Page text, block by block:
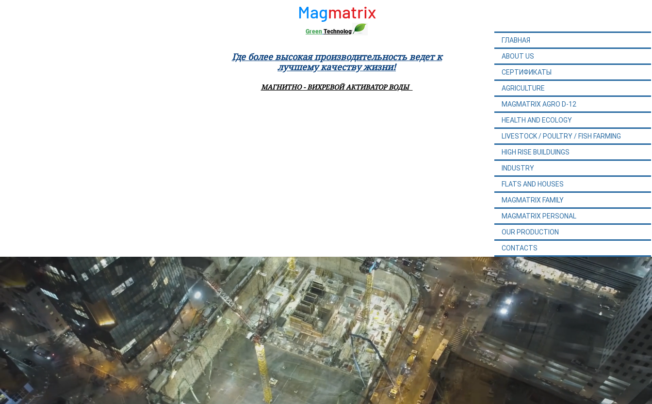
Magmatrix
Green Technology
Где более высокая производительность ведет к
лучшему качеству жизни!
МАГНИТНО - ВИХРЕВОЙ АКТИВАТОР ВОДЫ
ГЛАВНАЯ
ABOUT US
СЕРТИФИКАТЫ
AGRICULTURE
MAGMATRIX AGRO D-12
HEALTH AND ECOLOGY
LIVESTOCK / POULTRY / FISH FARMING
HIGH RISE BUILDUINGS
INDUSTRY
FLATS AND HOUSES
MAGMATRIX FAMILY
MAGMATRIX PERSONAL
OUR PRODUCTION
CONTACTS